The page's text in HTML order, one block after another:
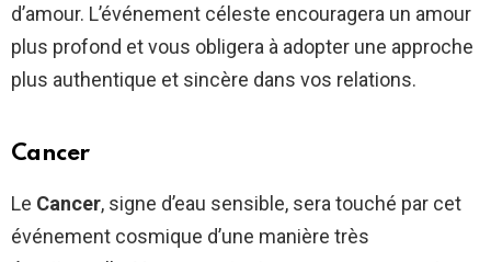
d’amour. L’événement céleste encouragera un amour
plus profond et vous obligera à adopter une approche
plus authentique et sincère dans vos relations.
Cancer
Le Cancer, signe d’eau sensible, sera touché par cet
événement cosmique d’une manière très